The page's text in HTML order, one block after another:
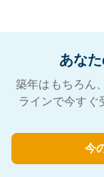
あな
築年はもちろん
ラインで今すぐ
今